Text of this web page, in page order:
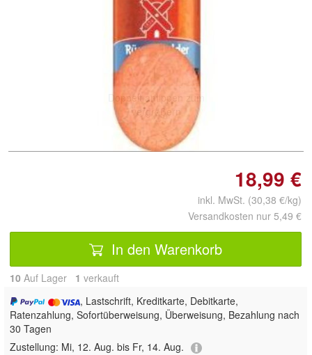
Doppelt antippen zum
vergrößern
18,99 €
inkl. MwSt. (30,38 €/kg)
Versandkosten nur 5,49 €
In den Warenkorb
10 Auf Lager 1 verkauft
, Lastschrift, Kreditkarte, Debitkarte,
Ratenzahlung, Sofortüberweisung, Überweisung, Bezahlung nach
30 Tagen
Zustellung: Mi, 12. Aug. bis Fr, 14. Aug.